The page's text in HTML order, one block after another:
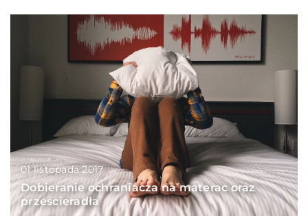
01 listopada 2017
Dobieranie ochraniacza na materac oraz
prześcieradła